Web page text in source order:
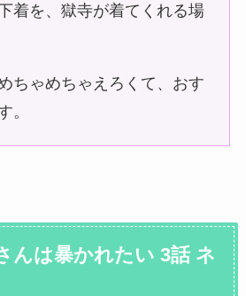
着を、獄寺が着てくれる場
ちゃめちゃえろくて、おす
。
んは暴かれたい 3話 ネ